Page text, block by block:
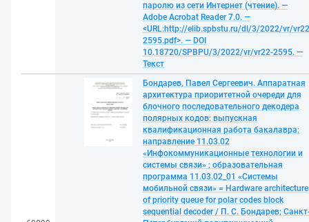
паролю из сети Интернет (чтение). —
Adobe Acrobat Reader 7.0. —
<URL:http://elib.spbstu.ru/dl/3/2022/vr/
2595.pdf>. — DOI
10.18720/SPBPU/3/2022/vr/vr22-2595. —
Текст
Бондарев, Павел Сергеевич. Аппаратная
архитектура приоритетной очереди для
блочного последовательного декодера
полярных кодов: выпускная
квалификационная работа бакалавра:
направление 11.03.02
«Инфокоммуникационные технологии и
системы связи» ; образовательная
программа 11.03.02_01 «Системы
мобильной связи» = Hardware architecture
of priority queue for polar codes block
sequential decoder / П. С. Бондарев;